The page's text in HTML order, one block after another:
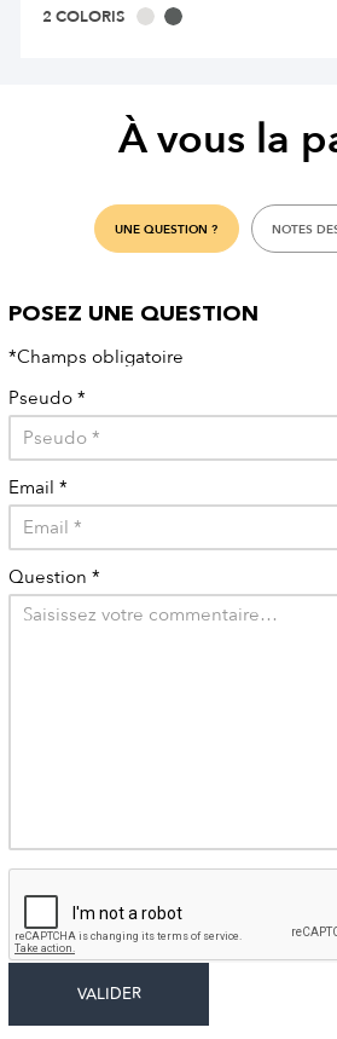
2 COLORIS
À vous la
UNE QUESTION ? NOTES
POSEZ UNE QUESTION
*Champs obligatoire
Pseudo *
Email *
Question *